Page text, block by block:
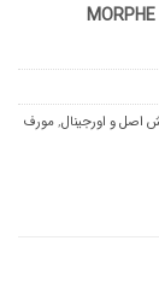
اصل و اورجینال,مورف